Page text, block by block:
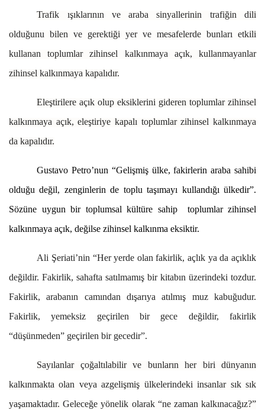
Trafik ışıklarının ve araba sinyallerinin trafiğin dili
olduğunu bilen ve gerektiği yer ve mesafelerde bunları etkili
kullanan toplumlar zihinsel kalkınmaya açık, kullanmayanlar
zihinsel kalkınmaya kapalıdır.
Eleştirilere açık olup eksiklerini gideren toplumlar zihinsel
kalkınmaya açık, eleştiriye kapalı toplumlar zihinsel kalkınmaya
da kapalıdır.
Gustavo Petro’nun “Gelişmiş ülke, fakirlerin araba sahibi
olduğu değil, zenginlerin de toplu taşımayı kullandığı ülkedir”.
Sözüne uygun bir toplumsal kültüre sahip toplumlar zihinsel
kalkınmaya açık, değilse zihinsel kalkınma eksiktir.
Ali Şeriati’nin “Her yerde olan fakirlik, açlık ya da açıklık
değildir. Fakirlik, sahafta satılmamış bir kitabın üzerindeki tozdur.
Fakirlik, arabanın camından dışarıya atılmış muz kabuğudur.
Fakirlik, yemeksiz geçirilen bir gece değildir, fakirlik
“düşünmeden” geçirilen bir gecedir”.
Sayılanlar çoğaltılabilir ve bunların her biri dünyanın
kalkınmakta olan veya azgelişmiş ülkelerindeki insanlar sık sık
yaşamaktadır. Geleceğe yönelik olarak “ne zaman kalkınacağız?”